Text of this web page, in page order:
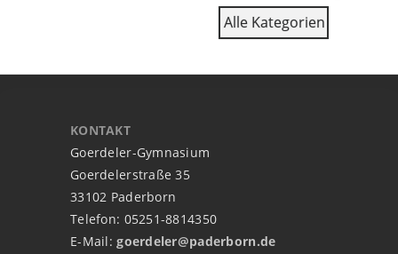
Alle Kategorien
KONTAKT
Goerdeler-Gymnasium
Goerdelerstraße 35
33102 Paderborn
Telefon: 05251-8814350
E-Mail:goerdeler@paderborn.de